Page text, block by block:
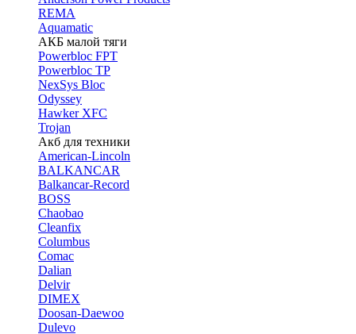
REMA
Aquamatic
АКБ малой тяги
Powerbloc FPT
Powerbloc TP
NexSys Bloc
Odyssey
Hawker XFC
Trojan
Акб для техники
American-Lincoln
BALKANCAR
Balkancar-Record
BOSS
Chaobao
Cleanfix
Columbus
Comac
Dalian
Delvir
DIMEX
Doosan-Daewoo
Dulevo